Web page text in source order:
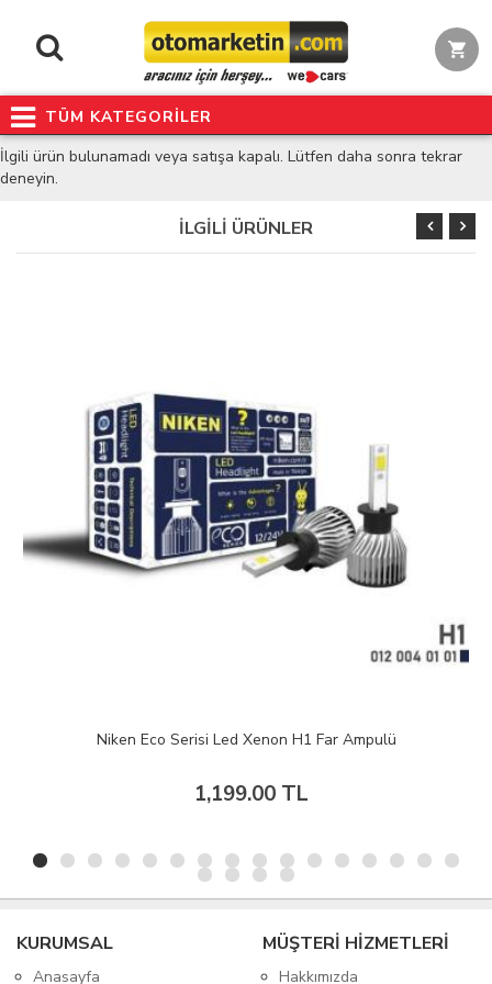
TÜM KATEGORİLER
İlgili ürün bulunamadı veya satışa kapalı. Lütfen daha sonra tekrar
deneyin.
İLGİLİ ÜRÜNLER
Eco Serisi Led Xenon H1 Far Ampulü
KURUMSAL
Anasayfa
MÜŞTERİ HİZMETLERİ
Hakkımızda